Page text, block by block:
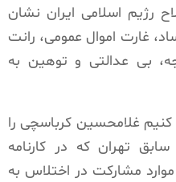
رژیم اسلامی ایران نشان
غارت اموال عمومی، رانت
بی عدالتی و توهین به
کنیم غلامحسین کرباسچی را
تهران که در کارنامه
مشارکت در اختلاس به